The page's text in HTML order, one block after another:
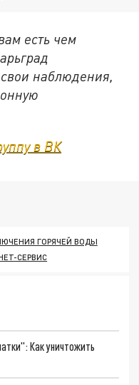
есть чем
наблюдения,
в ВК
ГОРЯЧЕЙ ВОДЫ
СЕРВИС
Как уничтожить